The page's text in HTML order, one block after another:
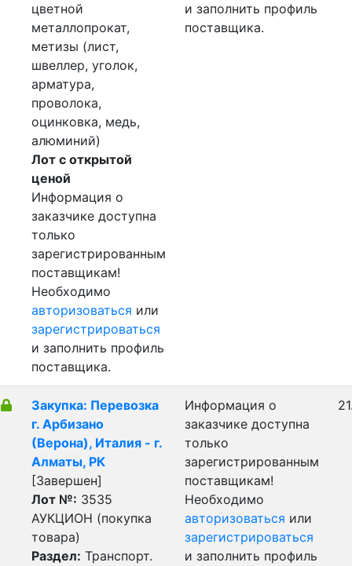
цветной
металлопрокат,
метизы (лист,
швеллер, уголок,
арматура,
проволока,
оцинковка, медь,
алюминий)
Лот с открытой
ценой
Информация о
заказчике доступна
только
зарегистрированным
поставщикам!
Необходимо
авторизоваться или
зарегистрироваться
и заполнить профиль
поставщика.
и заполнить профиль
поставщика.
Закупка: Перевозка
г. Арбизано
(Верона), Италия - г.
Алматы, РК
[Завершен]
Лот №: 3535
АУКЦИОН (покупка
товара)
Раздел: Транспорт.
Информация о
заказчике доступна
только
зарегистрированным
поставщикам!
Необходимо
авторизоваться или
зарегистрироваться
и заполнить профиль